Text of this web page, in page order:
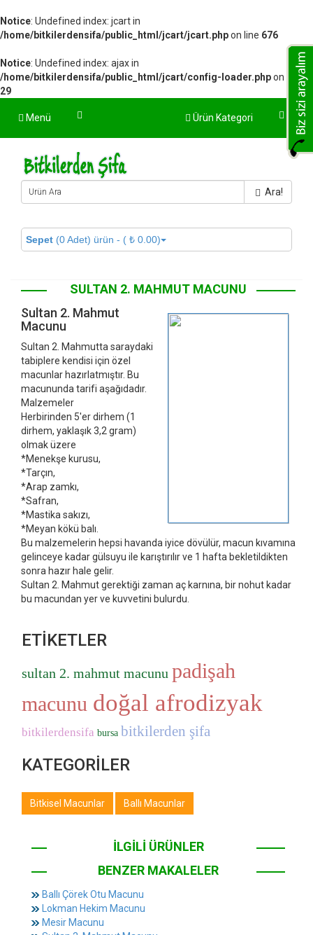
Notice: Undefined index: jcart in
/home/bitkilerdensifa/public_html/jcart/jcart.phpon line 676
Notice: Undefined index: ajax in
/home/bitkilerdensifa/public_html/jcart/config-loader.phpon line
29
Menü Ürün Kategori
Ara!
Sepet (0 Adet) ürün - ( ₺ 0.00)
SULTAN 2. MAHMUT MACUNU
Sultan 2. Mahmut
Macunu
Sultan 2. Mahmutta saraydaki
tabiplere kendisi için özel
macunlar hazırlatmıştır. Bu
macununda tarifi aşağıdadır.
Malzemeler
Herbirinden 5′er dirhem (1
dirhem, yaklaşık 3,2 gram)
olmak üzere
*Menekşe kurusu,
*Tarçın,
*Arap zamkı,
*Safran,
*Mastika sakızı,
*Meyan kökü balı.
Bu malzemelerin hepsi havanda iyice dövülür, macun kıvamına
gelinceye kadar gülsuyu ile karıştırılır ve 1 hafta bekletildikten
sonra hazır hale gelir.
Sultan 2. Mahmut gerektiği zaman aç karnına, bir nohut kadar
bu macundan yer ve kuvvetini bulurdu.
ETİKETLER
sultan 2. mahmut macunu padişah
macunu doğal afrodizyak
bitkilerdensifa bursa bitkilerden şifa
KATEGORİLER
Bitkisel Macunlar Ballı Macunlar
İLGİLİ ÜRÜNLER
BENZER MAKALELER
Ballı Çörek Otu Macunu
Lokman Hekim Macunu
Mesir Macunu